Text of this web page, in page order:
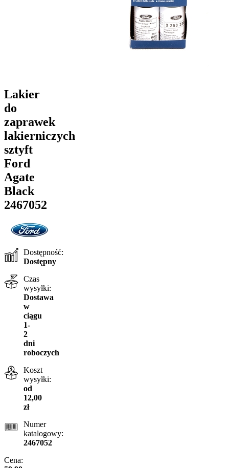
Lakier
do
zaprawek
lakierniczych
sztyft
Ford
Agate
Black
2467052
Dostępność:
Dostępny
Czas
wysyłki:
Dostawa
w
ciągu
1-
2
dni
roboczych
Koszt
wysyłki:
od
12,00
zł
Numer
katalogowy:
2467052
Cena: